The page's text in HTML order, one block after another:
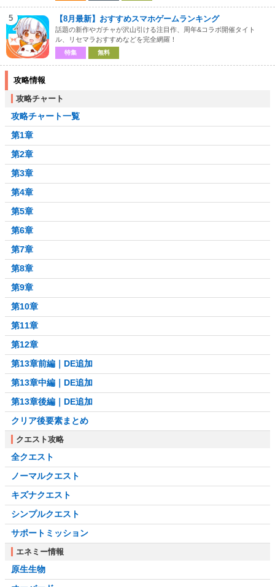
5 【8月最新】おすすめスマホゲームランキング
話題の新作やガチャが沢山引ける注目作、周年&コラボ開催タイト
ル、リセマラおすすめなどを完全網羅！
特集 無料
攻略情報
攻略チャート
攻略チャート一覧
第1章
第2章
第3章
第4章
第5章
第6章
第7章
第8章
第9章
第10章
第11章
第12章
第13章前編｜DE追加
第13章中編｜DE追加
第13章後編｜DE追加
クリア後要素まとめ
クエスト攻略
全クエスト
ノーマルクエスト
キズナクエスト
シンプルクエスト
サポートミッション
エネミー情報
原生生物